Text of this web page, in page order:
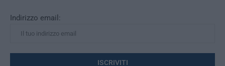
Indirizzo email: